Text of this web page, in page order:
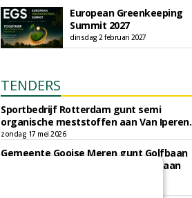
European Greenkeeping
Summit 2027
dinsdag 2 februari 2027
TENDERS
Sportbedrijf Rotterdam gunt semi
organische meststoffen aan Van Iperen.
zondag 17 mei 2026
Gemeente Gooise Meren gunt Golfbaan
Naarderbos aan Hollandsche Golfbaan